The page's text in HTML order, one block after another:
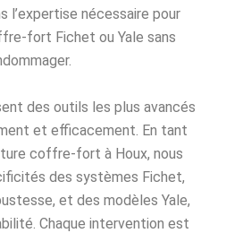
l’expertise nécessaire pour
fort Fichet ou Yale sans
des outils les plus avancés
et efficacement. En tant
coffre-fort à Houx, nous
des systèmes Fichet,
et des modèles Yale,
Chaque intervention est